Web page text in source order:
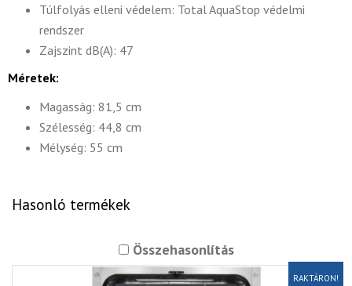
Túlfolyás elleni védelem: Total AquaStop védelmi
rendszer
Zajszint dB(A): 47
Méretek:
Magasság: 81,5 cm
Szélesség: 44,8 cm
Mélység: 55 cm
Hasonló termékek
Összehasonlítás
RAKTÁRON!